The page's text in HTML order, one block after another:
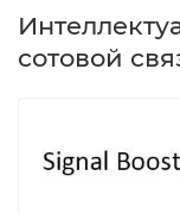
сотовой